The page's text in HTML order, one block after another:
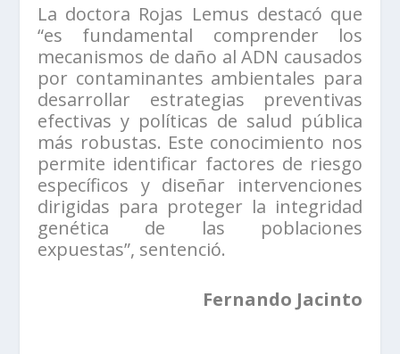
La doctora Rojas Lemus destacó que
“es fundamental comprender los
mecanismos de daño al ADN causados
por contaminantes ambientales para
desarrollar estrategias preventivas
efectivas y políticas de salud pública
más robustas. Este conocimiento nos
permite identificar factores de riesgo
específicos y diseñar intervenciones
dirigidas para proteger la integridad
genética de las poblaciones
expuestas”, sentenció.
Fernando Jacinto